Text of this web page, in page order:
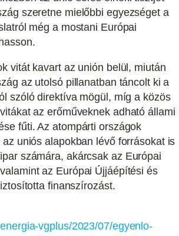
szeretne mielőbbi egyezséget a
még a mostani Európai
vitát kavart az unión belül, miután
az utolsó pillanatban táncolt ki a
szóló direktíva mögül, míg a közös
az erőműveknek adható állami
fűti. Az atompárti országok
uniós alapokban lévő forrásokat is
számára, akárcsak az Európai
az Európai Újjáépítési és
finanszírozást.
vgplus/2023/07/egyenlo-